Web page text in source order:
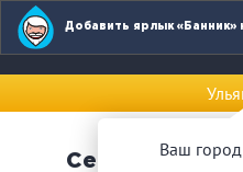
Ваш город
Добавить ярлык «Банник»
Сервис по